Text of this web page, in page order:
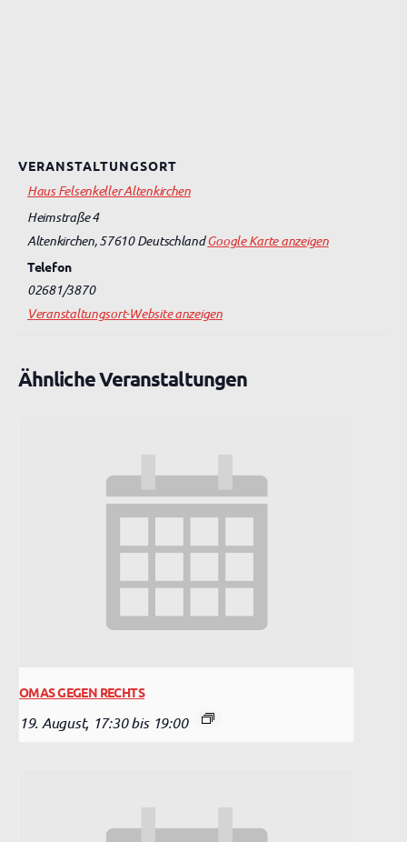
VERANSTALTUNGSORT
Haus Felsenkeller Altenkirchen
Heimstraße 4
Altenkirchen,57610 DeutschlandGoogle Karte anzeigen
Telefon
02681/3870
Veranstaltungsort-Website anzeigen
Ähnliche Veranstaltungen
OMAS GEGEN RECHTS
19. August, 17:30 bis 19:00